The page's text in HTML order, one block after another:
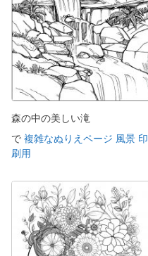
森の中の美しい滝
で 複雑なぬりえページ 風景 印
刷用